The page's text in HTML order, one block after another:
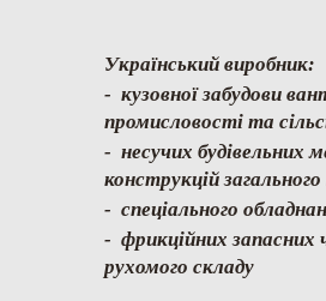
Український виробник:
- кузовної забудови
промисловості та
- несучих будівельних
конструкцій
- спеціального
- фрикційних запасних
рухомого складу